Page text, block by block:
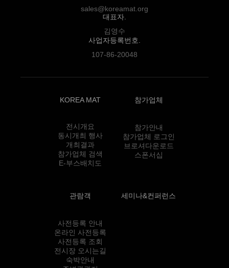
sales@koreamat.org
대표자.
김영수
사업자등록번호.
107-86-20048
KOREA MAT
전시개요
동시개최 행사
개최결과
참가업체 검색
E-부스배치도
참가업체
참가안내
참가업체 로그인
브로셔다운로드
스폰서십
관람객
사전등록 안내
온라인 사전등록
사전등록 조회
전시장 오시는길
숙박안내
세미나&컨퍼런스